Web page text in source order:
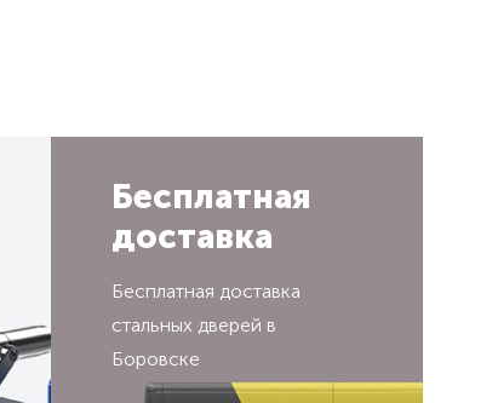
Бесплатная
доставка
Бесплатная доставка
стальных дверей в
Боровске